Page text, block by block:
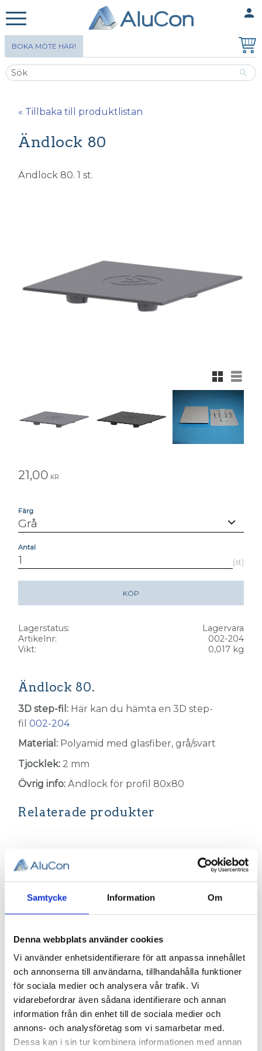
Samtycke Information Om
Denna webbplats använder cookies
Vi använder enhetsidentifierare för att anpassa innehållet
och annonserna till användarna, tillhandahålla funktioner
för sociala medier och analysera vår trafik. Vi
vidarebefordrar även sådana identifierare och annan
information från din enhet till de sociala medier och
annons- och analysföretag som vi samarbetar med.
Dessa kan i sin tur kombinera informationen med annan
person
BOKA MÖTE HÄR!
« Tillbaka till produktlistan
Ändlock 80
Ändlock 80. 1 st.
Rutnätsvy
Listvy
21,00 KR
Färg
Antal
st
KÖP
Lagerstatus
Lagervara
Artikelnr
002-204
Vikt
0,017 kg
Ändlock 80.
3D step-fil: Här kan du hämta en 3D step-
fil 002-204
Material: Polyamid med glasfiber, grå/svart
Tjocklek: 2 mm
Övrig info:Ändlock för profil 80x80
Relaterade produkter
Profil 80 x
80, Basic.
T-Spår 8
Aluminiumprofil
Spår 8. Centrumhål
för M12 skruv
Profil 80 x
80, Tung.
T-Spår 8
Aluminiumprofil
Spår 8. Centrumhål
för M12 skruv